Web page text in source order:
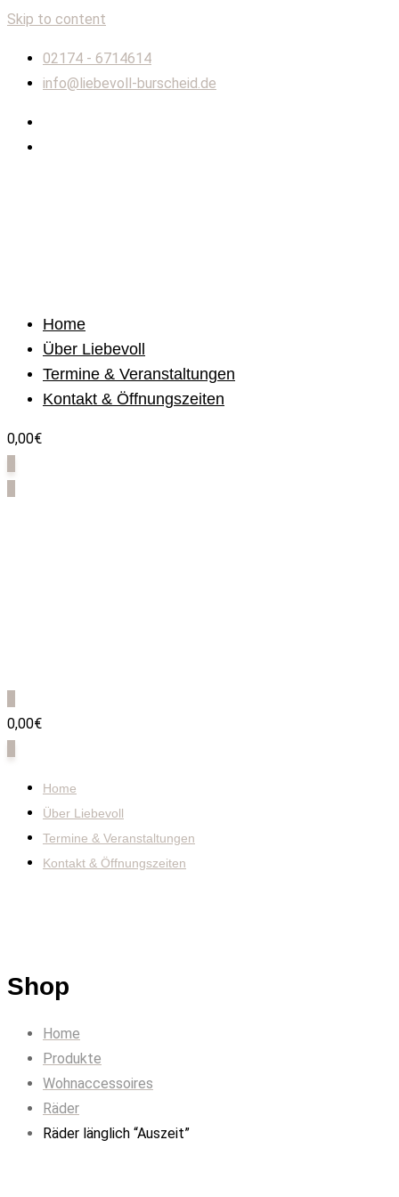
Skip to content
02174 - 6714614
info@liebevoll-burscheid.de
Home
Über Liebevoll
Termine & Veranstaltungen
Kontakt & Öffnungszeiten
0,00€
0,00€
Home
Über Liebevoll
Termine & Veranstaltungen
Kontakt & Öffnungszeiten
Shop
Home
Produkte
Wohnaccessoires
Räder
Räder länglich “Auszeit”